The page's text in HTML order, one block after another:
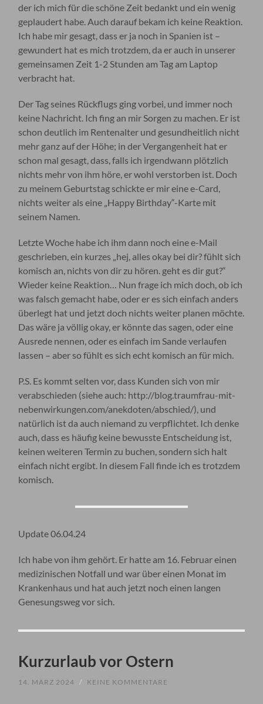
der ich mich für die schöne Zeit bedankt und ein wenig
geplaudert habe. Auch darauf bekam ich keine Reaktion.
Ich habe mir gesagt, dass er ja noch in Spanien ist –
gewundert hat es mich trotzdem, da er auch in unserer
gemeinsamen Zeit 1-2 Stunden am Tag am Laptop
verbracht hat.
Der Tag seines Rückflugs ging vorbei, und immer noch
keine Nachricht. Ich fing an mir Sorgen zu machen. Er ist
schon deutlich im Rentenalter und gesundheitlich nicht
mehr ganz auf der Höhe; in der Vergangenheit hat er
schon mal gesagt, dass, falls ich irgendwann plötzlich
nichts mehr von ihm höre, er wohl verstorben ist. Doch
zu meinem Geburtstag schickte er mir eine e-Card,
nichts weiter als eine „Happy Birthday“-Karte mit
seinem Namen.
Letzte Woche habe ich ihm dann noch eine e-Mail
geschrieben, ein kurzes „hej, alles okay bei dir? fühlt sich
komisch an, nichts von dir zu hören. geht es dir gut?“
Wieder keine Reaktion… Nun frage ich mich doch, ob ich
was falsch gemacht habe, oder er es sich einfach anders
überlegt hat und jetzt doch nichts weiter planen möchte.
Das wäre ja völlig okay, er könnte das sagen, oder eine
Ausrede nennen, oder es einfach im Sande verlaufen
lassen – aber so fühlt es sich echt komisch an für mich.
P.S. Es kommt selten vor, dass Kunden sich von mir
verabschieden (siehe auch: http://blog.traumfrau-mit-
nebenwirkungen.com/anekdoten/abschied/), und
natürlich ist da auch niemand zu verpflichtet. Ich denke
auch, dass es häufig keine bewusste Entscheidung ist,
keinen weiteren Termin zu buchen, sondern sich halt
einfach nicht ergibt. In diesem Fall finde ich es trotzdem
komisch.
Update 06.04.24
Ich habe von ihm gehört. Er hatte am 16. Februar einen
medizinischen Notfall und war über einen Monat im
Krankenhaus und hat auch jetzt noch einen langen
Genesungsweg vor sich.
Kurzurlaub vor Ostern
14. MÄRZ 2024 / KEINE KOMMENTARE